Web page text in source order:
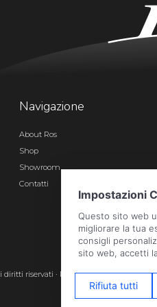
Navigazione
About Ros
Shop
Showroom
Contatti
riservati · P.iva e c.f. 01496180165 ·